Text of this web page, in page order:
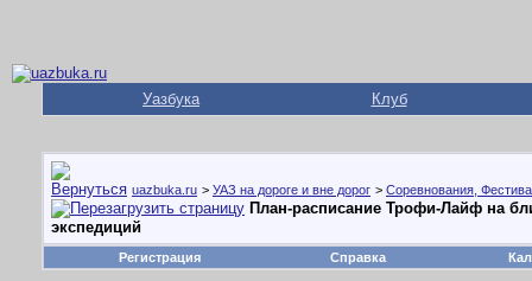
Уазбука Клуб
uazbuka.ru > УАЗ на дороге и вне дорог > Соревнования,
План-расписание Трофи-Лайф на
экспедиций
Регистрация Справка